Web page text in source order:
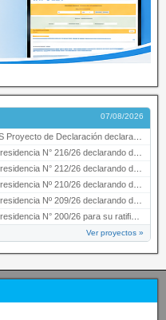
07/08/2026
declarando de interés provincial PRESIDENCI…
26 declarando de interés provincial la labor …
26 declarando de interés provincial el “50° A…
26 declarando de interés provincial el proyec…
26 declarando de interés provincial la presen…
N° 200/26 para su ratificación.
Ver proyectos »